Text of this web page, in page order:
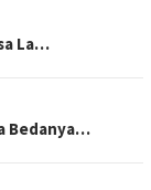
La…
Bedanya…